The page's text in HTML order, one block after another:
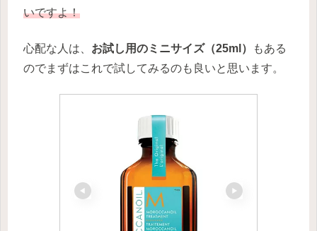
いですよ！
心配な人は、 お試し用のミニサイズ（25ml）
もある
のでまずはこれで試してみるのも良いと思います。